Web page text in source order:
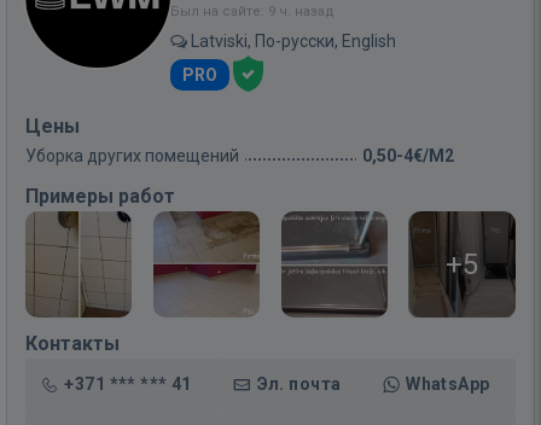
Был на сайте: 9 ч. назад
Latviski, По-русски, English
PRO
Цены
Уборка других помещений 0,50-4€/M2
Примеры работ
+5
Контакты
+371 *** *** 41 Эл. почта WhatsApp